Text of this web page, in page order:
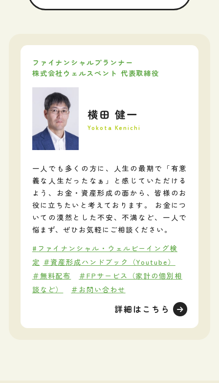
ファイナンシャルプランナー
株式会社ウェルスペント 代表取締役
横田 健一
Yokota Kenichi
一人でも多くの方に、人生の最期で「有意
義な人生だったなぁ」と感じていただける
よう、お金・資産形成の面から、皆様のお
役に立ちたいと考えております。 お金につ
いての漠然とした不安、不満など、一人で
悩まず、ぜひお気軽にご相談ください。
#ファイナンシャル・ウェルビーイング検
定 ＃資産形成ハンドブック（Youtube）
＃無料配布
＃FPサービス（家計の個別相
談など）
＃お問い合わせ
詳細はこちら